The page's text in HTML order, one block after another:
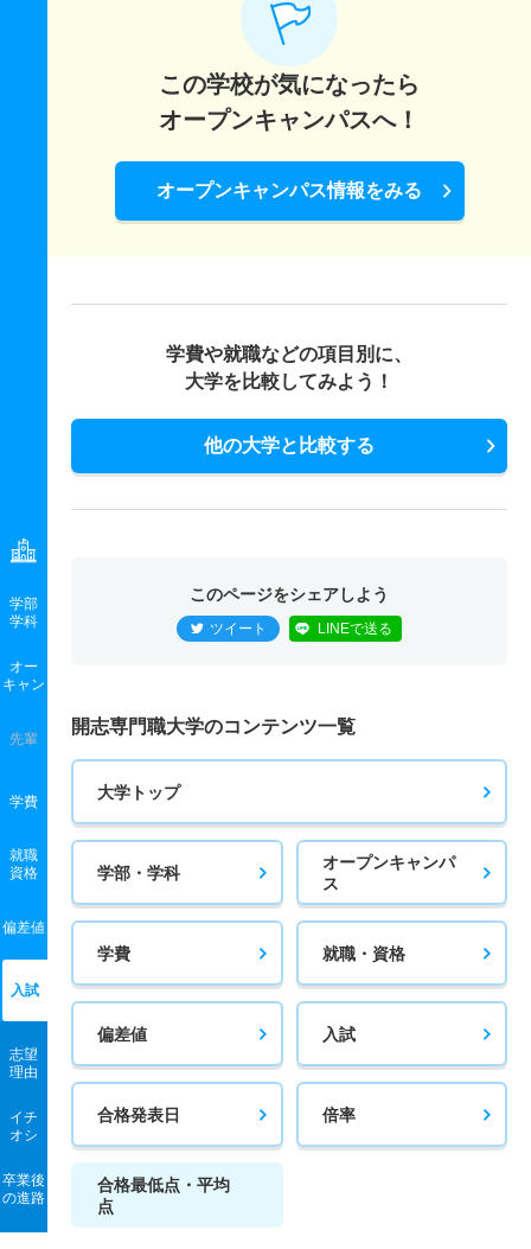
学部
学科
オー
キャン
先輩
学費
就職
資格
偏差値
入試
志望
理由
イチ
オシ
卒業後
の進路
この学校が気になったら
オープンキャンパスへ！
オープンキャンパス情報をみる
学費や就職などの項目別に、
大学を比較してみよう！
他の大学と比較する
このページをシェアしよう
ツイート LINEで送る
開志専門職大学のコンテンツ一覧
大学トップ
学部・学科
オープンキャンパ
ス
学費 就職・資格
偏差値 入試
合格発表日 倍率
合格最低点・平均
点